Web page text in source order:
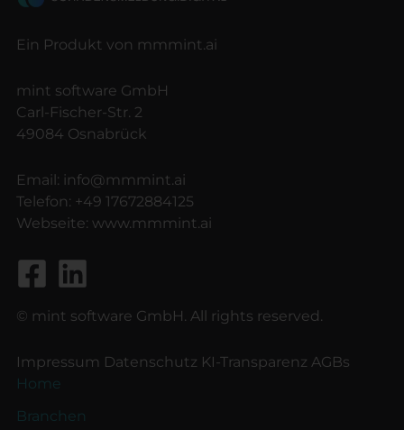
Ein Produkt von mmmint.ai
mint software GmbH
Carl-Fischer-Str. 2
49084 Osnabrück
Email: info@mmmint.ai
Telefon: +49 17672884125
Webseite: www.mmmint.ai
© mint software GmbH. All rights reserved.
Impressum Datenschutz KI-Transparenz AGBs
Home
Branchen